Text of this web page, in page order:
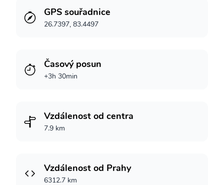
GPS souřadnice
26.7397, 83.4497
Časový posun
+3h 30min
Vzdálenost od centra
7.9 km
Vzdálenost od Prahy
6312.7 km